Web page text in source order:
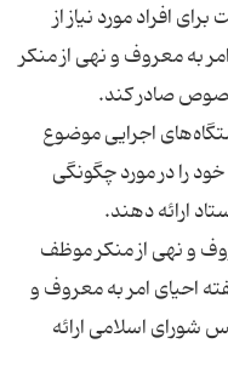
افراد مورد نیاز از
به معروف و نهی از منکر
اجرایی موضوع
را در مورد چگونگی
و نهی از منکر موظف
احیای امر به معروف و
شورای اسلامی ارائه